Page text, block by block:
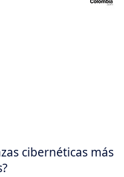
cibernéticas más